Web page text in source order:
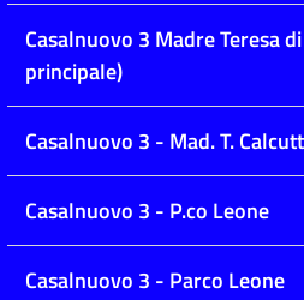
Casalnuovo 3 Madre Teresa
principale)
Casalnuovo 3 - Mad. T.
Casalnuovo 3 - P.co Leone
Casalnuovo 3 - Parco Leone